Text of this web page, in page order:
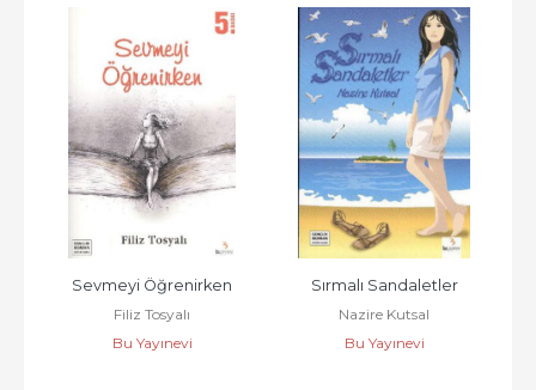
Sevmeyi Öğrenirken
Filiz Tosyalı
Bu Yayınevi
Sırmalı Sandaletler
Nazire Kutsal
Bu Yayınevi